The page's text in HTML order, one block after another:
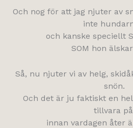
Och nog för att jag njuter av
inte
och kanske speciellt
SOM hon
Så, nu njuter vi av helg,
snön.
Och det är ju faktiskt en
tillvara
innan vardagen åter